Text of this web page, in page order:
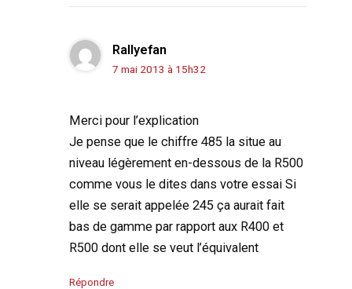
Rallyefan
7 mai 2013 à 15h32
Merci pour l’explication
Je pense que le chiffre 485 la situe au
niveau légèrement en-dessous de la R500
comme vous le dites dans votre essai Si
elle se serait appelée 245 ça aurait fait
bas de gamme par rapport aux R400 et
R500 dont elle se veut l’équivalent
Répondre